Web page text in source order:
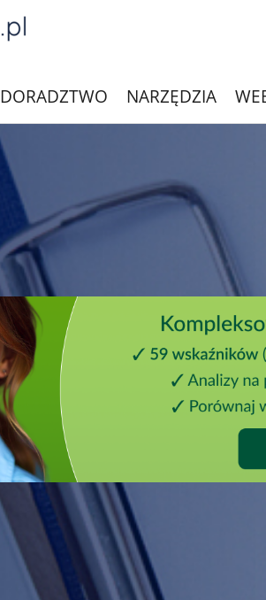
DORADZTWO NARZĘDZIA